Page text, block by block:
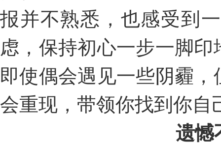
报并不熟悉，也感受到
虑，保持初心一步一脚
即使偶会遇见一些阴霾
会重现，带领你找到你自
遗憾